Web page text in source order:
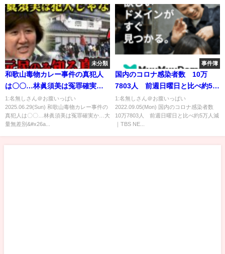
未分類
和歌山毒物カレー事件の真犯人
は〇〇…林眞須美は冤罪確実
か…大量無差別⚪︎人事件の真相と
は？
1:名無しさん＠お腹いっぱい
2025.06.29(Sun) 和歌山毒物カレー事件の
真犯人は〇〇…林眞須美は冤罪確実か…大
量無差別&#x26a...
事件簿
国内のコロナ感染者数 10万
7803人 前週日曜日と比べ約5万
人減｜TBS NEWS DIG
1:名無しさん＠お腹いっぱい
2022.09.05(Mon) 国内のコロナ感染者数
10万7803人 前週日曜日と比べ約5万人減
｜TBS NE...